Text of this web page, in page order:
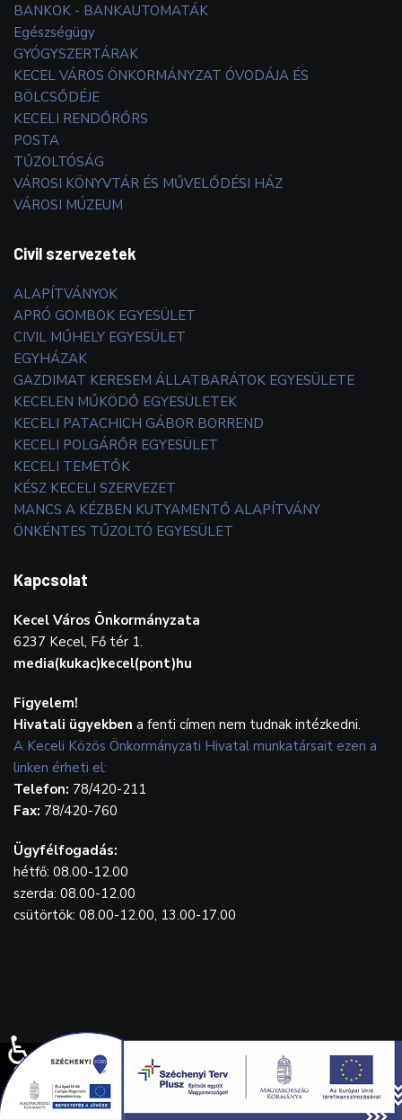
BANKOK - BANKAUTOMATÁK
Egészségügy
GYÓGYSZERTÁRAK
KECEL VÁROS ÖNKORMÁNYZAT ÓVODÁJA ÉS
BÖLCSŐDÉJE
KECELI RENDŐRŐRS
POSTA
TŰZOLTÓSÁG
VÁROSI KÖNYVTÁR ÉS MŰVELŐDÉSI HÁZ
VÁROSI MÚZEUM
Civil szervezetek
ALAPÍTVÁNYOK
APRÓ GOMBOK EGYESÜLET
CIVIL MŰHELY EGYESÜLET
EGYHÁZAK
GAZDIMAT KERESEM ÁLLATBARÁTOK EGYESÜLETE
KECELEN MŰKÖDŐ EGYESÜLETEK
KECELI PATACHICH GÁBOR BORREND
KECELI POLGÁRŐR EGYESÜLET
KECELI TEMETŐK
KÉSZ KECELI SZERVEZET
MANCS A KÉZBEN KUTYAMENTŐ ALAPÍTVÁNY
ÖNKÉNTES TŰZOLTÓ EGYESÜLET
Kapcsolat
Kecel Város Önkormányzata
6237 Kecel, Fő tér 1.
media(kukac)kecel(pont)hu
Figyelem!
Hivatali ügyekben a fenti címen nem tudnak intézkedni.
A Keceli Közös Önkormányzati Hivatal munkatársait ezen a
linken érheti el:
Telefon: 78/420-211
Fax: 78/420-760
Ügyfélfogadás:
hétfő: 08.00-12.00
szerda: 08.00-12.00
csütörtök: 08.00-12.00, 13.00-17.00
© {2023} Kecel.hu. Designed byWebGrafika.hu
Drónfelvétel: Balla Tamás